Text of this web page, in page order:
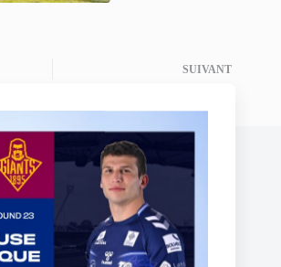
SUIVANT